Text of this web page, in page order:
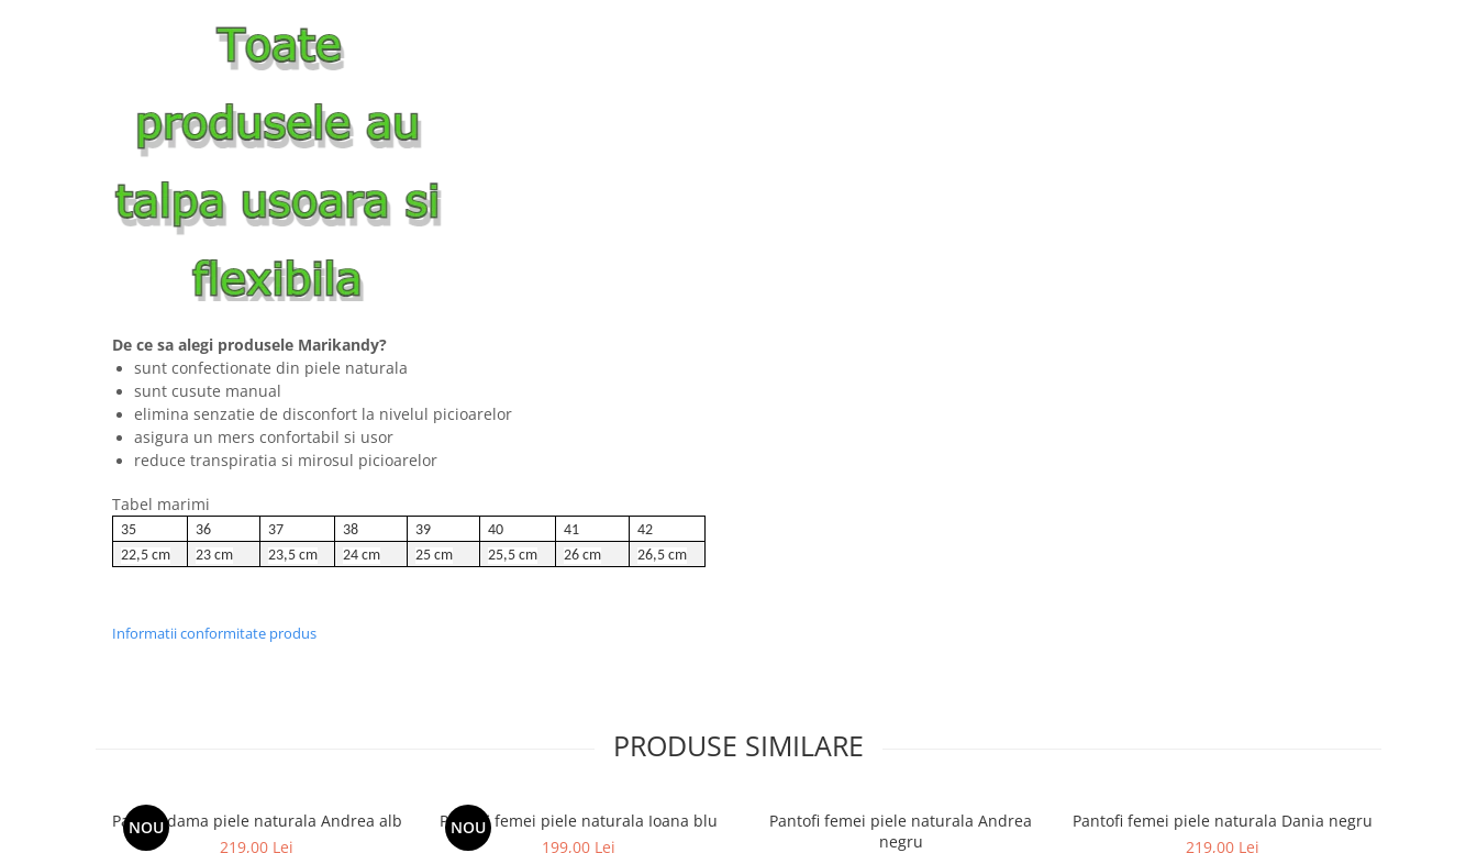
De ce sa alegi produsele Marikandy?
sunt confectionate din piele naturala
sunt cusute manual
elimina senzatie de disconfort la nivelul picioarelor
asigura un mers confortabil si usor
reduce transpiratia si mirosul picioarelor
Tabel marimi
35 36 37 38 39 40 41
42
22,5 cm
23 cm 23,5 cm 24 cm 25 cm 25,5 cm 26 cm 26,5 cm
Informatii conformitate produs
PRODUSE SIMILARE
NOU
Pantofi dama piele naturala Andrea alb
219,00 Lei
NOU
Pantofi femei piele naturala Ioana blu
199,00 Lei
Pantofi femei piele naturala Andrea
negru
Pantofi femei piele naturala Dania negru
219,00 Lei